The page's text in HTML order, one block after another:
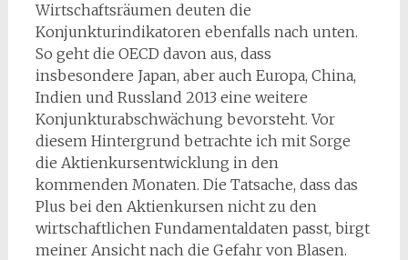
Wirtschaftsräumen deuten die
Konjunkturindikatoren ebenfalls nach unten.
So geht die OECD davon aus, dass
insbesondere Japan, aber auch Europa, China,
Indien und Russland 2013 eine weitere
Konjunkturabschwächung bevorsteht. Vor
diesem Hintergrund betrachte ich mit Sorge
die Aktienkursentwicklung in den
kommenden Monaten. Die Tatsache, dass das
Plus bei den Aktienkursen nicht zu den
wirtschaftlichen Fundamentaldaten passt, birgt
meiner Ansicht nach die Gefahr von Blasen.